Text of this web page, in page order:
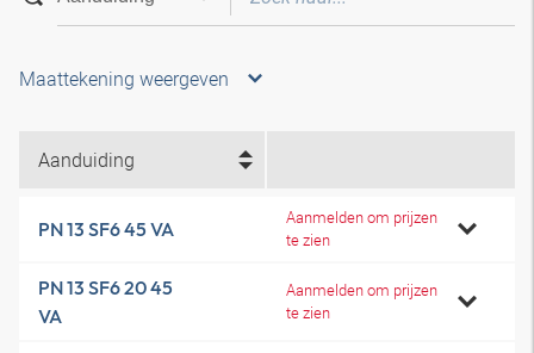
Maattekening weergeven
Aanduiding
PN 13 SF6 45 VA
Aanmelden om prijzen
te zien
PN 13 SF6 20 45
VA
Aanmelden om prijzen
te zien